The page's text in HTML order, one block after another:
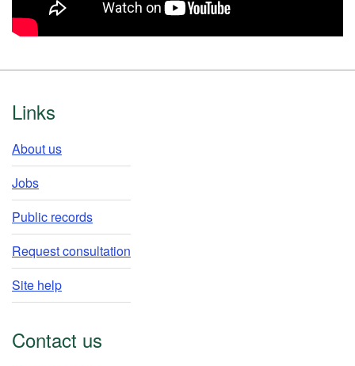
Footer
Links
About us
Jobs
Public records
Request consultation
Site help
Contact us